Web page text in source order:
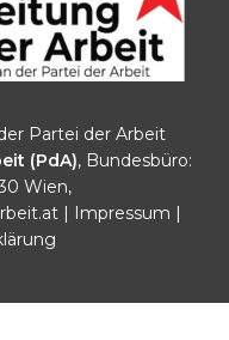
Partei der Arbeit
(PdA), Bundesbüro:
Wien,
| Impressum |